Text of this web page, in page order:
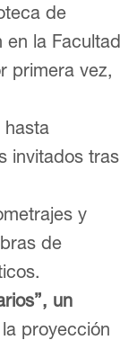
de
en la Facultad
primera vez,
hasta
invitados tras
y
de
un
proyección